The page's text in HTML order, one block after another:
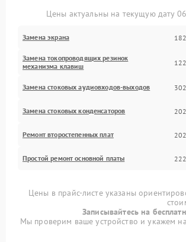
Цены актуальны на текущую дату
Замена экрана
Замена токопроводящих резинок
механизма клавиш
Замена стоковых аудиовходов-выходов
Замена стоковых конденсаторов
Ремонт второстепенных плат
Простой ремонт основной платы
Цены в прайс-листе указаны
Записывайтесь на
Мы проверим ваше устройство и укажем